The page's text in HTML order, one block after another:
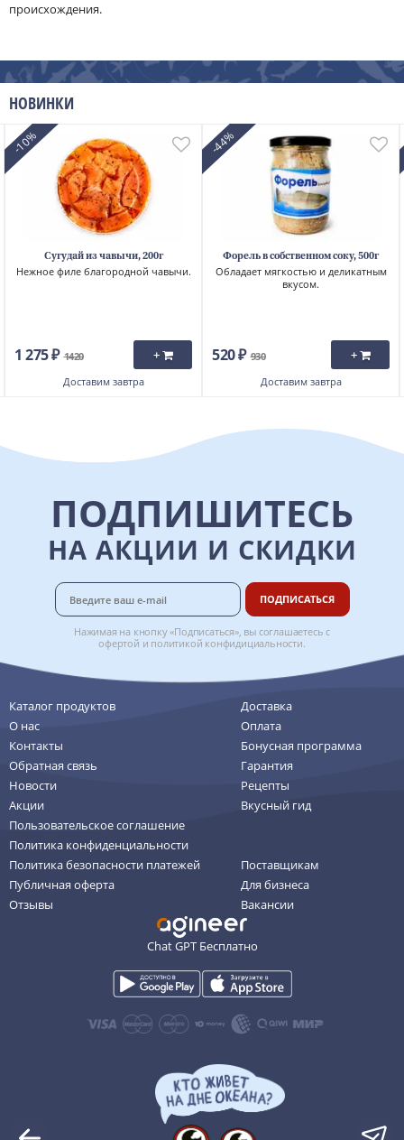
происхождения.
НОВИНКИ
-10%
Сугудай из чавычи, 200г
Нежное филе благородной чавычи.
1 275 ₽ 1420 +
Доставим завтра
-44%
Форель в собственном соку, 500г
Обладает мягкостью и деликатным
вкусом.
520 ₽ 930 +
Доставим завтра
ПОДПИШИТЕСЬ
НА АКЦИИ И СКИДКИ
ПОДПИСАТЬСЯ
Нажимая на кнопку «Подписаться», вы соглашаетесь с
офертой и политикой конфидициальности.
Каталог продуктов
О нас
Контакты
Обратная связь
Новости
Акции
Пользовательское соглашение
Политика конфиденциальности
Политика безопасности платежей
Публичная оферта
Отзывы
Доставка
Оплата
Бонусная программа
Гарантия
Рецепты
Вкусный гид
Поставщикам
Для бизнеса
Вакансии
Chat GPT Бесплатно